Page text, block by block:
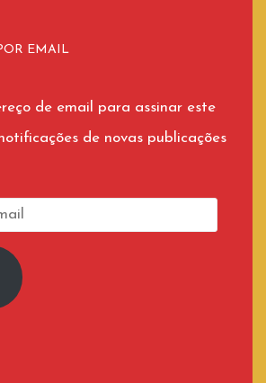
EMAIL
de email para assinar este
de novas publicações